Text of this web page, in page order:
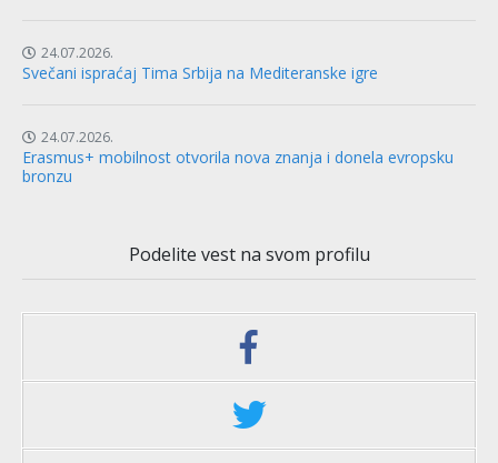
24.07.2026.
Svečani ispraćaj Tima Srbija na Mediteranske igre
24.07.2026.
Erasmus+ mobilnost otvorila nova znanja i donela evropsku
bronzu
Podelite vest na svom profilu